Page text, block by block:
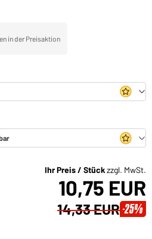
in der Preisaktion
Ihr Preis / Stückzzgl. MwSt.
10,75 EUR
14,33 EUR -25%